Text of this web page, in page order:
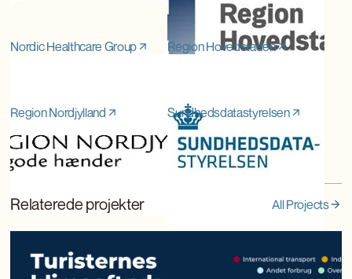
Nordic Healthcare Group Region Hovedstaden
Region Nordjylland Sundhedsdatastyrelsen
Relaterede projekter All Projects